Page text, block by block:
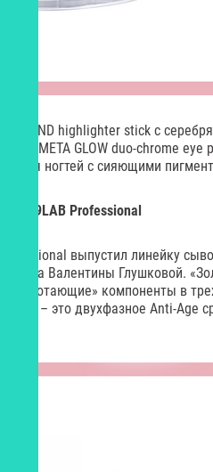
DIAMOND highlighter stick с
глаз META GLOW duo-chrome
для ногтей с сияющими
19LAB Professional
выпустил линейку
бренда Валентины Глушковой.
«работающие» компоненты в
– это двухфазное Anti-Age